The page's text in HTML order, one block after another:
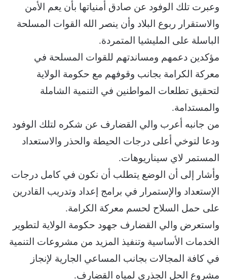
وعبرت تلك الوفود عن صادق أمنياتها بأن يعم الأمن
والاستقرار ربوع البلاد وأن ينصر الله القوات المسلحة
الباسلة على المليشيا المتمردة.
مؤكدين دعمهم ومساندتهم للقوات المسلحة في
معركة الكرامة بجانب وقوفهم مع حكومة الولاية
لتحقيق تطلعات المواطنين في التنمية الشاملة
والمستدامة.
من جانبه أعرب والي القضارف عن شكره لتلك الوفود
ودعا لتوخي أعلى درجات الحيطة والحذر والاستعداد
المستمر لاي سيناريوهات.
وأشار إلى أن الوضع يتطلب أن نكون في كامل درجات
الإستعداد والإستمرار في برامج إعداد وتدريب القادرين
على حمل السلاح لحسم معركة الكرامة.
واستعرض والي القضارف جهود حكومة الولاية لتطوير
الخدمات الأساسية وتنفيذ المزيد من مشروعات التنمية
في كافة المجالات بجانب المساعي الجارية لإنجاز
مشروع الحل الجذري لمياه القضارف.